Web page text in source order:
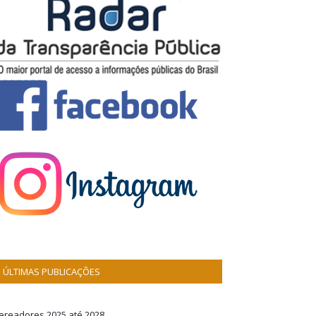
ÚLTIMAS PUBLICAÇÕES